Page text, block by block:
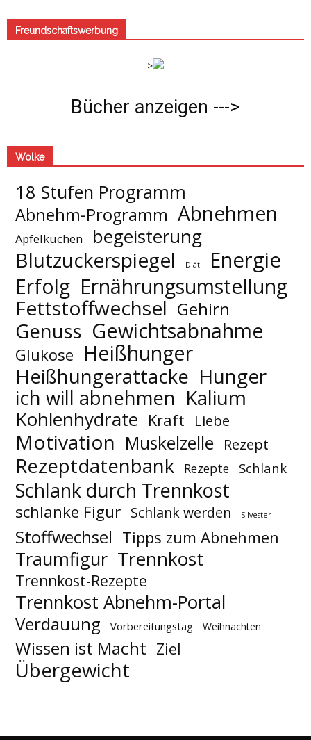
Freundschaftswerbung
>
Bücher anzeigen --->
Wolke
18 Stufen Programm
Abnehm-Programm Abnehmen
Apfelkuchen begeisterung
Blutzuckerspiegel Diät Energie
Erfolg Ernährungsumstellung
Fettstoffwechsel Gehirn
Genuss Gewichtsabnahme
Glukose Heißhunger
Heißhungerattacke Hunger
ich will abnehmen Kalium
Kohlenhydrate Kraft Liebe
Motivation Muskelzelle Rezept
Rezeptdatenbank Rezepte Schlank
Schlank durch Trennkost
schlanke Figur Schlank werden Silvester
Stoffwechsel Tipps zum Abnehmen
Traumfigur Trennkost
Trennkost-Rezepte
Trennkost Abnehm-Portal
Verdauung Vorbereitungstag Weihnachten
Wissen ist Macht Ziel
Übergewicht